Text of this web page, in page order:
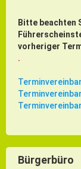
Bitte beachten
vorheriger
.
Bürgerbüro